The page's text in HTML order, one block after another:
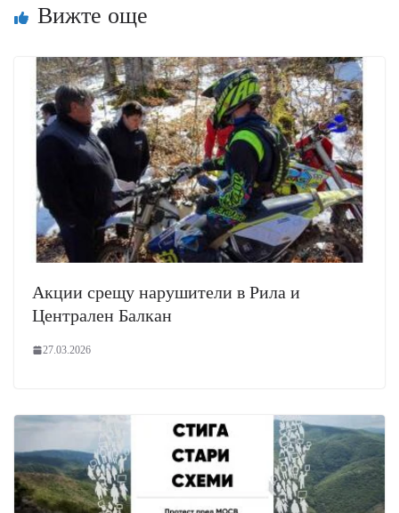
Вижте още
Акции срещу нарушители в Рила и
Централен Балкан
27.03.2026